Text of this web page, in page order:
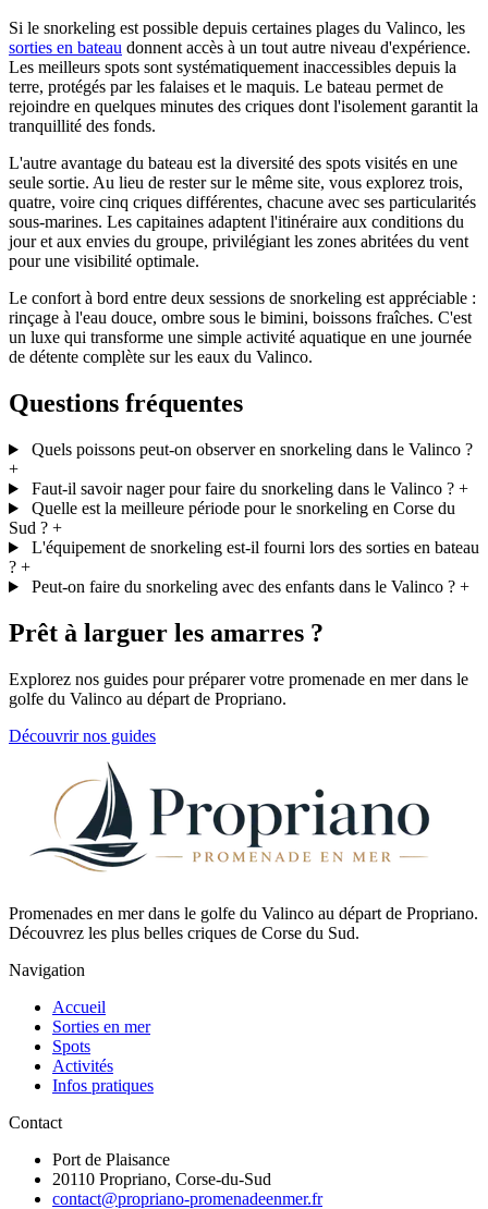
Si le snorkeling est possible depuis certaines plages du Valinco, les
sorties en bateau donnent accès à un tout autre niveau d'expérience.
Les meilleurs spots sont systématiquement inaccessibles depuis la
terre, protégés par les falaises et le maquis. Le bateau permet de
rejoindre en quelques minutes des criques dont l'isolement garantit la
tranquillité des fonds.
L'autre avantage du bateau est la diversité des spots visités en une
seule sortie. Au lieu de rester sur le même site, vous explorez trois,
quatre, voire cinq criques différentes, chacune avec ses particularités
sous-marines. Les capitaines adaptent l'itinéraire aux conditions du
jour et aux envies du groupe, privilégiant les zones abritées du vent
pour une visibilité optimale.
Le confort à bord entre deux sessions de snorkeling est appréciable :
rinçage à l'eau douce, ombre sous le bimini, boissons fraîches. C'est
un luxe qui transforme une simple activité aquatique en une journée
de détente complète sur les eaux du Valinco.
Questions fréquentes
Quels poissons peut-on observer en snorkeling dans le Valinco ?
+
Faut-il savoir nager pour faire du snorkeling dans le Valinco ? +
Quelle est la meilleure période pour le snorkeling en Corse du
Sud ? +
L'équipement de snorkeling est-il fourni lors des sorties en bateau
? +
Peut-on faire du snorkeling avec des enfants dans le Valinco ? +
Prêt à larguer les amarres ?
Explorez nos guides pour préparer votre promenade en mer dans le
golfe du Valinco au départ de Propriano.
Découvrir nos guides
Promenades en mer dans le golfe du Valinco au départ de Propriano.
Découvrez les plus belles criques de Corse du Sud.
Navigation
Accueil
Sorties en mer
Spots
Activités
Infos pratiques
Contact
Port de Plaisance
20110 Propriano, Corse-du-Sud
contact@propriano-promenadeenmer.fr